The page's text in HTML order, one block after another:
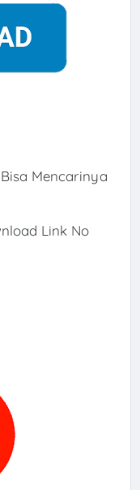
Mencarinya
Link No